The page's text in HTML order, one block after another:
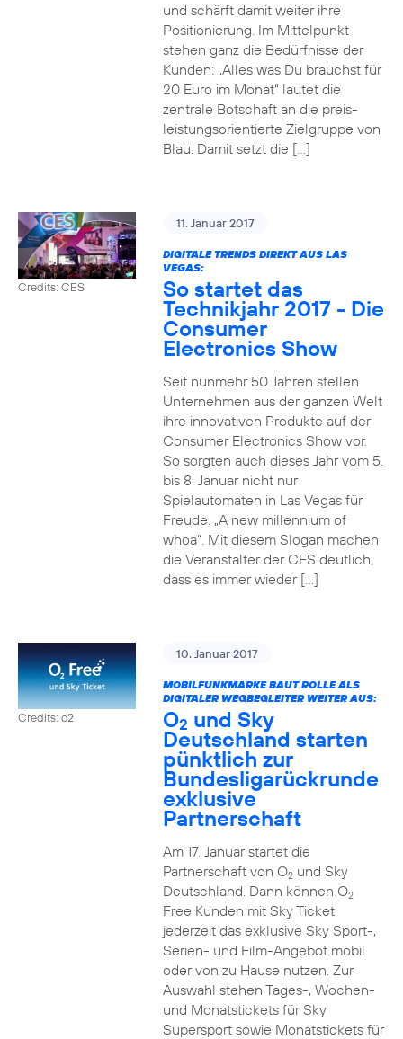
und schärft damit weiter ihre
Positionierung. Im Mittelpunkt
stehen ganz die Bedürfnisse der
Kunden: „Alles was Du brauchst für
20 Euro im Monat“ lautet die
zentrale Botschaft an die preis-
leistungsorientierte Zielgruppe von
Blau. Damit setzt die […]
Credits: CES
11. Januar 2017
DIGITALE TRENDS DIREKT AUS LAS
VEGAS:
So startet das
Technikjahr 2017 - Die
Consumer
Electronics Show
Seit nunmehr 50 Jahren stellen
Unternehmen aus der ganzen Welt
ihre innovativen Produkte auf der
Consumer Electronics Show vor.
So sorgten auch dieses Jahr vom 5.
bis 8. Januar nicht nur
Spielautomaten in Las Vegas für
Freude. „A new millennium of
whoa“. Mit diesem Slogan machen
die Veranstalter der CES deutlich,
dass es immer wieder […]
Credits: o2
10. Januar 2017
MOBILFUNKMARKE BAUT ROLLE ALS
DIGITALER WEGBEGLEITER WEITER AUS:
O2 und Sky
Deutschland starten
pünktlich zur
Bundesligarückrunde
exklusive
Partnerschaft
Am 17. Januar startet die
Partnerschaft von O2und Sky
Deutschland. Dann können O2
Free Kunden mit Sky Ticket
jederzeit das exklusive Sky Sport-,
Serien- und Film-Angebot mobil
oder von zu Hause nutzen. Zur
Auswahl stehen Tages-, Wochen-
und Monatstickets für Sky
Supersport sowie Monatstickets für